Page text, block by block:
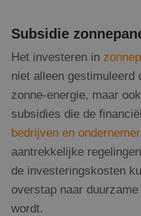
Subsidie
Het investeren in
niet alleen gestimuleerd
zonne-energie, maar
subsidies die de
bedrijven en
aantrekkelijke
de investeringskosten
overstap naar
wordt.